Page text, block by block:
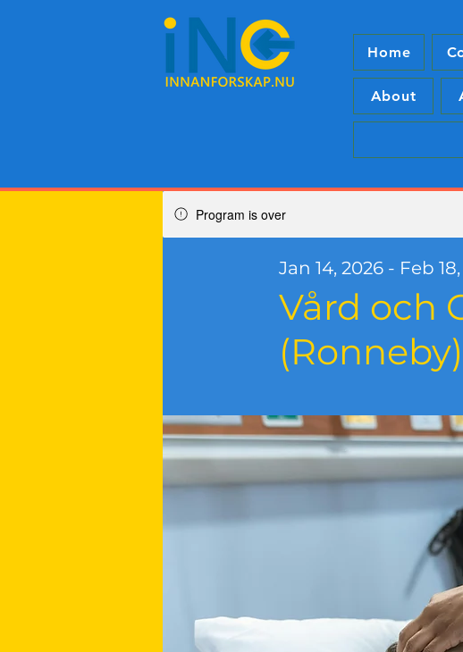
Home
About
Program is over
Vård och
(Ronneby)
Jan 14, 2026 - Feb